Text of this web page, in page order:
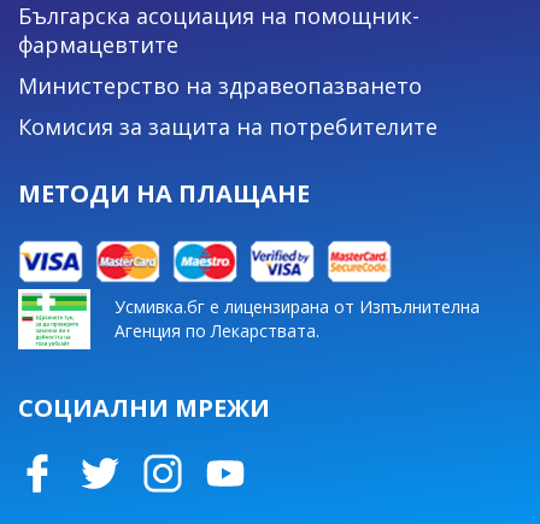
Българска асоциация на помощник-
фармацевтите
Министерство на здравеопазването
Комисия за защита на потребителите
МЕТОДИ НА ПЛАЩАНЕ
Усмивка.бг е лицензирана от Изпълнителна
Агенция по Лекарствата.
СОЦИАЛНИ МРЕЖИ